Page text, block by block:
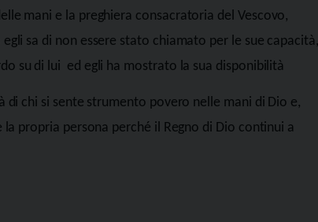
mani e la preghiera consacratoria del Vescovo,
sa di non essere stato chiamato per le sue capacità,
su di lui ed egli ha mostrato la sua disponibilità
chi si sente strumento povero nelle mani di Dio e,
propria persona perché il Regno di Dio continui a